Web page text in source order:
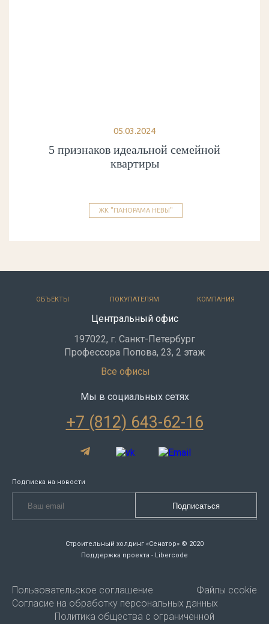
05.03.2024
5 признаков идеальной семейной
квартиры
ЖК "ПАНОРАМА НЕВЫ"
ОБЪЕКТЫ ПОКУПАТЕЛЯМ КОМПАНИЯ
Центральный офис
197022, г. Санкт-Петербург
Профессора Попова, 23, 2 этаж
Все офисы
Мы в социальных сетях
+7 (812) 643-62-16
Подписка на новости
Строительный холдинг «Сенатор» © 2020
Поддержка проекта - Libercode
Пользовательское соглашение
Файлы ccokie
Согласие на обработку персональных данных
Политика общества с ограниченной